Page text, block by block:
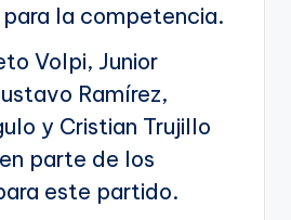
la competencia.
Volpi, Junior
Ramírez,
y Cristian Trujillo
parte de los
este partido.